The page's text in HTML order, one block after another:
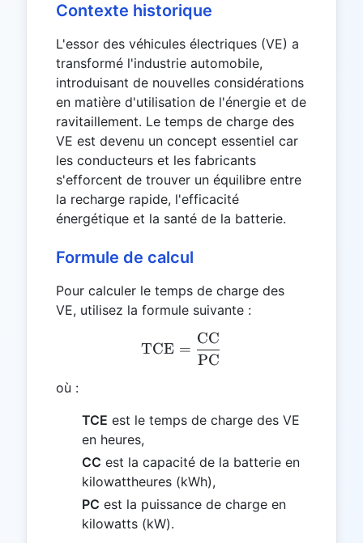
Contexte historique
L'essor des véhicules électriques (VE) a
transformé l'industrie automobile,
introduisant de nouvelles considérations
en matière d'utilisation de l'énergie et de
ravitaillement. Le temps de charge des
VE est devenu un concept essentiel car
les conducteurs et les fabricants
s'efforcent de trouver un équilibre entre
la recharge rapide, l'efficacité
énergétique et la santé de la batterie.
Formule de calcul
Pour calculer le temps de charge des
VE, utilisez la formule suivante :
\text{TCE} =
TCE =
PC
CC
où :
TCE est le temps de charge des VE
en heures,
CC est la capacité de la batterie en
kilowattheures (kWh),
PC est la puissance de charge en
kilowatts (kW).